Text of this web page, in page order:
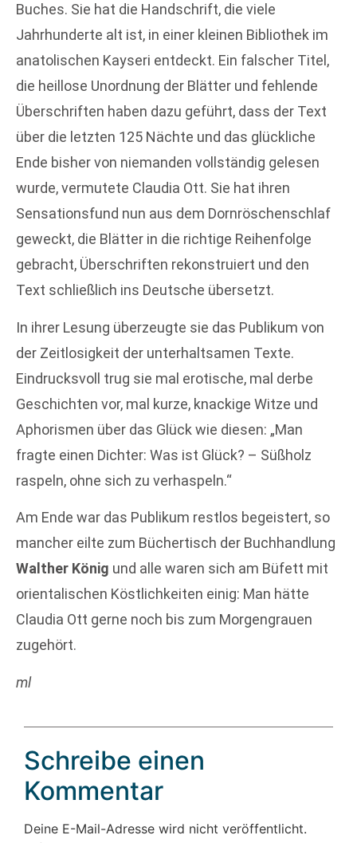
Buches. Sie hat die Handschrift, die viele
Jahrhunderte alt ist, in einer kleinen Bibliothek im
anatolischen Kayseri entdeckt. Ein falscher Titel,
die heillose Unordnung der Blätter und fehlende
Überschriften haben dazu geführt, dass der Text
über die letzten 125 Nächte und das glückliche
Ende bisher von niemanden vollständig gelesen
wurde, vermutete Claudia Ott. Sie hat ihren
Sensationsfund nun aus dem Dornröschenschlaf
geweckt, die Blätter in die richtige Reihenfolge
gebracht, Überschriften rekonstruiert und den
Text schließlich ins Deutsche übersetzt.
In ihrer Lesung überzeugte sie das Publikum von
der Zeitlosigkeit der unterhaltsamen Texte.
Eindrucksvoll trug sie mal erotische, mal derbe
Geschichten vor, mal kurze, knackige Witze und
Aphorismen über das Glück wie diesen: „Man
fragte einen Dichter: Was ist Glück? – Süßholz
raspeln, ohne sich zu verhaspeln.“
Am Ende war das Publikum restlos begeistert, so
mancher eilte zum Büchertisch der Buchhandlung
Walther König und alle waren sich am Büfett mit
orientalischen Köstlichkeiten einig: Man hätte
Claudia Ott gerne noch bis zum Morgengrauen
zugehört.
ml
Schreibe einen
Kommentar
Deine E-Mail-Adresse wird nicht veröffentlicht.